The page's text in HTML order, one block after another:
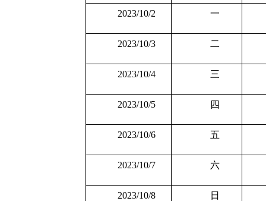
2023/10/2 一
2023/10/3 二
2023/10/4 三
2023/10/5 四
2023/10/6 五
2023/10/7 六
2023/10/8 日